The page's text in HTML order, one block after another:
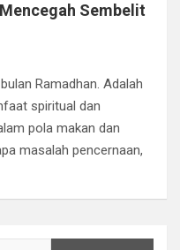
Sembelit
Ramadhan. Adalah
spiritual dan
pola makan dan
masalah pencernaan,